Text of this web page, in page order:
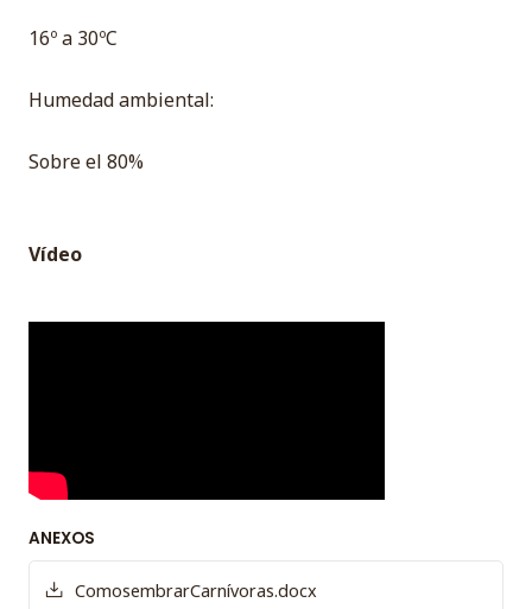
16º a 30ºC
Humedad ambiental:
Sobre el 80%
Vídeo
ANEXOS
ComosembrarCarnívoras.docx